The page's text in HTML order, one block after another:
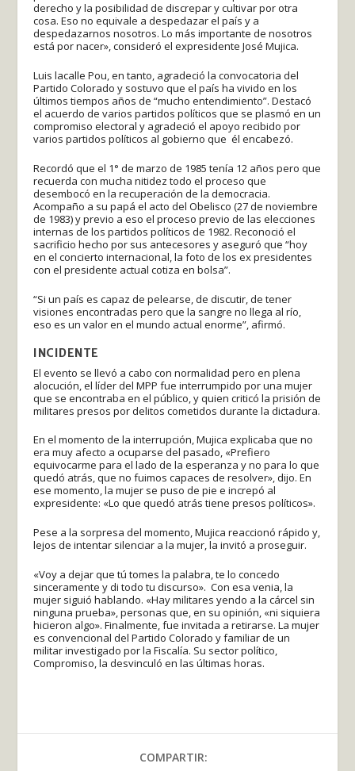
derecho y la posibilidad de discrepar y cultivar por otra
cosa. Eso no equivale a despedazar el país y a
despedazarnos nosotros. Lo más importante de nosotros
está por nacer», consideró el expresidente José Mujica.
Luis lacalle Pou, en tanto, agradeció la convocatoria del
Partido Colorado y sostuvo que el país ha vivido en los
últimos tiempos años de “mucho entendimiento”. Destacó
el acuerdo de varios partidos políticos que se plasmó en un
compromiso electoral y agradeció el apoyo recibido por
varios partidos políticos al gobierno que él encabezó.
Recordó que el 1° de marzo de 1985 tenía 12 años pero que
recuerda con mucha nitidez todo el proceso que
desembocó en la recuperación de la democracia.
Acompaño a su papá el acto del Obelisco (27 de noviembre
de 1983) y previo a eso el proceso previo de las elecciones
internas de los partidos políticos de 1982. Reconoció el
sacrificio hecho por sus antecesores y aseguró que “hoy
en el concierto internacional, la foto de los ex presidentes
con el presidente actual cotiza en bolsa”.
“Si un país es capaz de pelearse, de discutir, de tener
visiones encontradas pero que la sangre no llega al río,
eso es un valor en el mundo actual enorme”, afirmó.
INCIDENTE
El evento se llevó a cabo con normalidad pero en plena
alocución, el líder del MPP fue interrumpido por una mujer
que se encontraba en el público, y quien criticó la prisión de
militares presos por delitos cometidos durante la dictadura.
En el momento de la interrupción, Mujica explicaba que no
era muy afecto a ocuparse del pasado, «Prefiero
equivocarme para el lado de la esperanza y no para lo que
quedó atrás, que no fuimos capaces de resolver», dijo. En
ese momento, la mujer se puso de pie e increpó al
expresidente: «Lo que quedó atrás tiene presos políticos».
Pese a la sorpresa del momento, Mujica reaccionó rápido y,
lejos de intentar silenciar a la mujer, la invitó a proseguir.
«Voy a dejar que tú tomes la palabra, te lo concedo
sinceramente y di todo tu discurso». Con esa venia, la
mujer siguió hablando. «Hay militares yendo a la cárcel sin
ninguna prueba», personas que, en su opinión, «ni siquiera
hicieron algo». Finalmente, fue invitada a retirarse. La mujer
es convencional del Partido Colorado y familiar de un
militar investigado por la Fiscalía. Su sector político,
Compromiso, la desvinculó en las últimas horas.
COMPARTIR: